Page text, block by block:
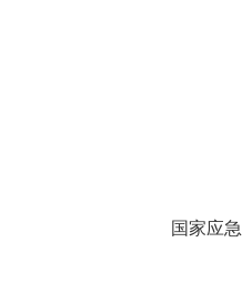
国家应急